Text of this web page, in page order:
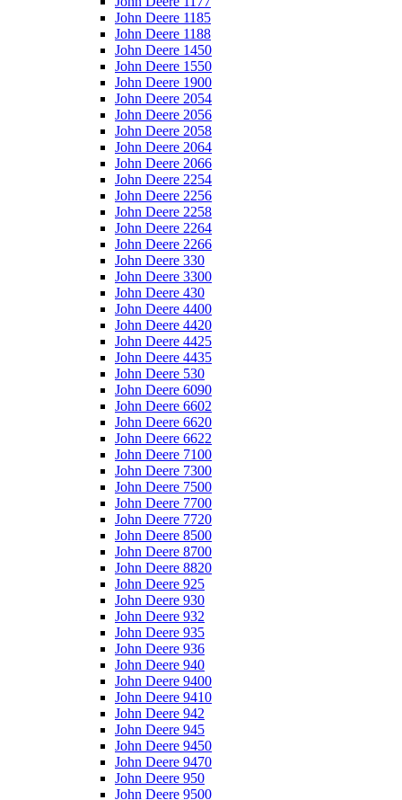
John Deere 1185
John Deere 1188
John Deere 1450
John Deere 1550
John Deere 1900
John Deere 2054
John Deere 2056
John Deere 2058
John Deere 2064
John Deere 2066
John Deere 2254
John Deere 2256
John Deere 2258
John Deere 2264
John Deere 2266
John Deere 330
John Deere 3300
John Deere 430
John Deere 4400
John Deere 4420
John Deere 4425
John Deere 4435
John Deere 530
John Deere 6090
John Deere 6602
John Deere 6620
John Deere 6622
John Deere 7100
John Deere 7300
John Deere 7500
John Deere 7700
John Deere 7720
John Deere 8500
John Deere 8700
John Deere 8820
John Deere 925
John Deere 930
John Deere 932
John Deere 935
John Deere 936
John Deere 940
John Deere 9400
John Deere 9410
John Deere 942
John Deere 945
John Deere 9450
John Deere 9470
John Deere 950
John Deere 9500